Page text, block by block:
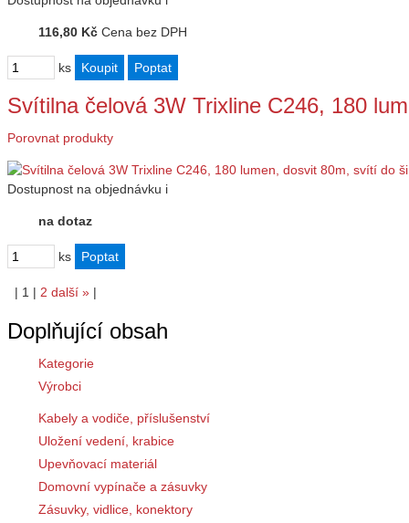
116,80 Kč Cena bez DPH
ks
Svítilna čelová 3W Trixline C246, 180
Porovnat produkty
Dostupnost na objednávku i
na dotaz
ks
| 1 | 2 další » |
Doplňující obsah
Kategorie
Výrobci
Kabely a vodiče, příslušenství
Uložení vedení, krabice
Upevňovací materiál
Domovní vypínače a zásuvky
Zásuvky, vidlice, konektory